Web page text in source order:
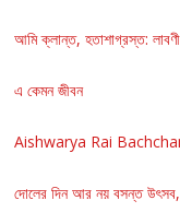
আমি ক্লান্ত, হতাশাগ্রস্ত:
এ কেমন জীবন
Aishwarya Rai
দোলের দিন আর নয় বসন্ত উৎসব,